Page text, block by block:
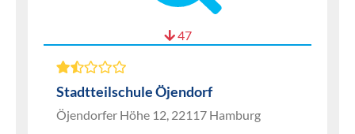
47
Stadtteilschule Öjendorf
Öjendorfer Höhe 12, 22117 Hamburg